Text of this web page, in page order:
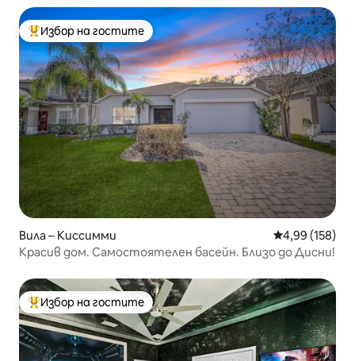
Най-популярен избор на гостите
Избор на гостите
Вила – Киссимми Средна
4,99 (158)
Красив дом. Самостоятелен басейн. Близо до Дисни!
Най-популярен избор на гостите
Избор на гостите